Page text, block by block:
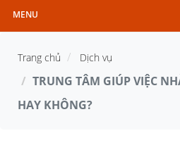
MENU
Trang chủ Dịch vụ
TRUNG TÂM GIÚP VIỆC
HAY KHÔNG?